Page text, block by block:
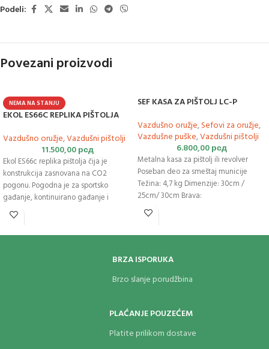
Podeli:
Povezani proizvodi
NEMA NA STANJU
EKOL ES66C REPLIKA PIŠTOLJA
Vazdušno oružje,Vazdušni pištolji
11.500,00рсд
Ekol ES66c replika pištolja čija je
konstrukcija zasnovana na CO2
pogonu. Pogodna je za sportsko
gađanje, kontinuirano gađanje i
taktičku obuku. Napravljen u
potpunosti od metala odražava
stvarnu težinu pravog oružja. Ekol
napravljena od izdržljive ABS plastike.
Magazin sa kapacitetom od 14 BB
kuglica kalibra 4,5 mm. Jednom CO2
SEF KASA ZA PIŠTOLJ LC-P
Vazdušno oružje,Sefovi za oružje,
Vazdušne puške,Vazdušni pištolji
6.800,00рсд
Metalna kasa za pištolj ili revolver
Poseban deo za smeštaj municije
Težina: 4,7 kg Dimenzije: 30cm /
25cm/ 30cm Brava:
BRZA ISPORUKA
Brzo slanje porudžbina
PLAĆANJE POUZEĆEM
Platite prilikom dostave